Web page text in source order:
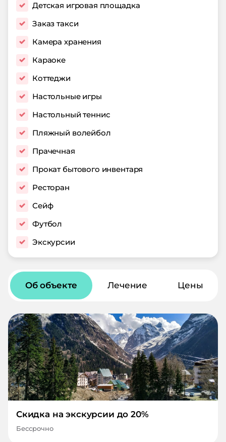
Детская игровая площадка
Заказ такси
Камера хранения
Караоке
Коттеджи
Настольные игры
Настольный теннис
Пляжный волейбол
Прачечная
Прокат бытового инвентаря
Ресторан
Сейф
Футбол
Экскурсии
Об объекте Лечение Цены
Скидка на экскурсии до 20%
Бессрочно